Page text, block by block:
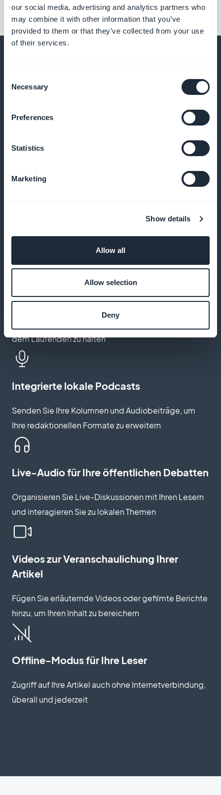
our social media, advertising and analytics partners who
may combine it with other information that you’ve
provided to them or that they’ve collected from your use
of their services.
Selection
Necessary
Preferences
Statistics
Marketing
Show details
Allow all
Allow selection
Deny
Und vieles mehr
Favoriten für Ihre Leser
später abzurufen, auch wenn keine Verbindung
besteht
Nachrichten-Push-Benachrichtigungen
dem Laufenden zu halten
Integrierte lokale Podcasts
Senden Sie Ihre Kolumnen und Audiobeiträge, um
Ihre redaktionellen Formate zu erweitern
Live-Audio für Ihre öffentlichen Debatten
Organisieren Sie Live-Diskussionen mit Ihren Lesern
und interagieren Sie zu lokalen Themen
Videos zur Veranschaulichung Ihrer
Artikel
Fügen Sie erläuternde Videos oder gefilmte Berichte
hinzu, um Ihren Inhalt zu bereichern
Offline-Modus für Ihre Leser
Zugriff auf Ihre Artikel auch ohne Internetverbindung,
überall und jederzeit